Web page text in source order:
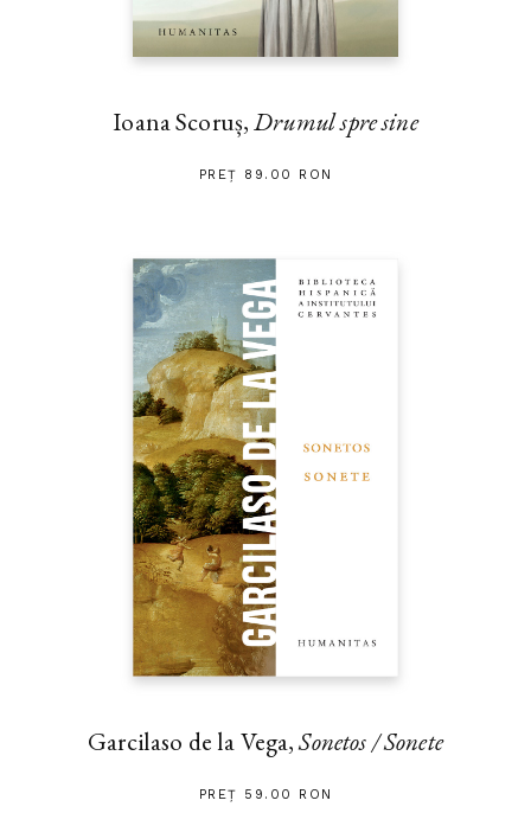
Ioana Scoruș,Drumul spre sine
PREȚ 89.00 RON
Garcilaso de la Vega,Sonetos / Sonete
PREȚ 59.00 RON